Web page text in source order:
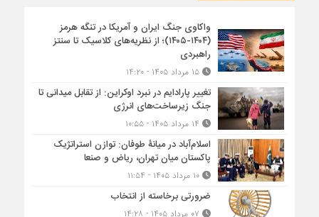
واکاوی جنگ ایران و آمریکا در تنگه هرمز
(۱۴۰۴-۱۴۰۵)؛ از نظریه‌های کلاسیک تا سنتز
راهبردی
۱۵ مرداد ۱۴۰۵ - ۱۴:۲۰
تغییر پارادایم در نبرد اوکراین: از تقابل میدانی تا
جنگ زیرساخت‌های انرژی
اسلام‌آباد در میانۀ طوفان: توازن استراتژیک
پاکستان میان تهران، ریاض و صنعا
۱۰ مرداد ۱۴۰۵ - ۱۱:۵۴
ضرورتی برخاسته از انتخاب